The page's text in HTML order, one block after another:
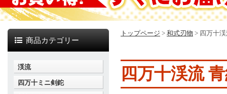
トップページ > 和式刃物 > 四万十
四万十渓流
商品カテゴリー
渓流
四万十ミニ剣鉈